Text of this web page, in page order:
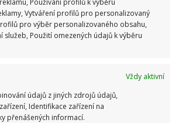
Vytváření profilů pro personalizovaný
pro výběr personalizovaného obsahu,
služeb, Použití omezených údajů k výběru
Vždy aktivní
údajů z jiných zdrojů údajů,
Identifikace zařízení na
přenášených informací.